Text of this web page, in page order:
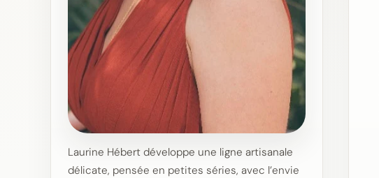
Laurine Hébert développe une ligne artisanale
délicate, pensée en petites séries, avec l’envie